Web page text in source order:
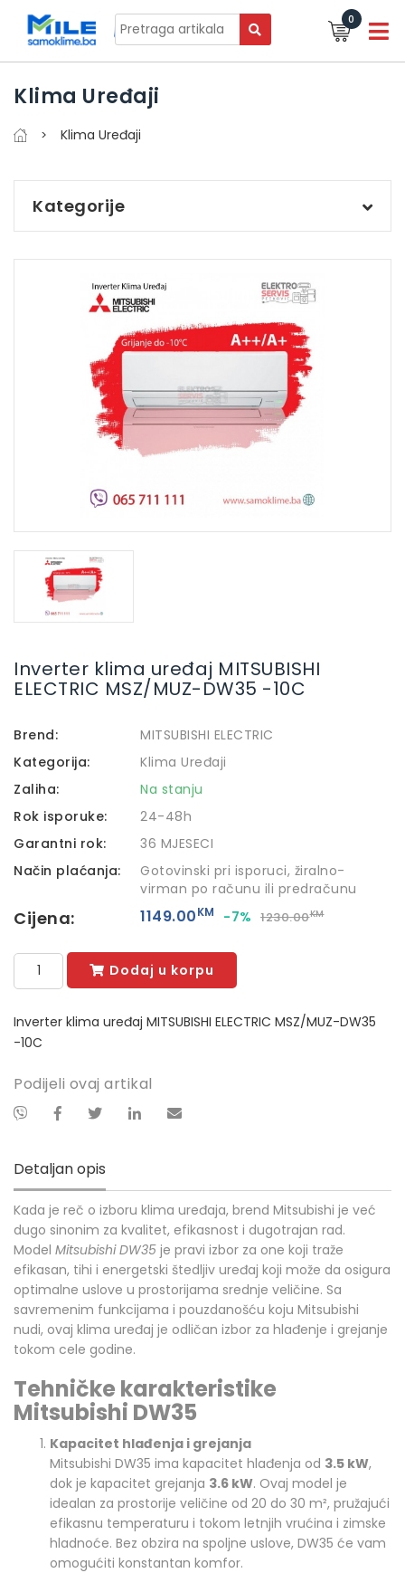
0
Klima Uređaji
Klima Uređaji
Kategorije
Inverter klima uređaj MITSUBISHI
ELECTRIC MSZ/MUZ-DW35 -10C
Brend:
MITSUBISHI ELECTRIC
Kategorija:
Klima Uređaji
Zaliha:
Na stanju
Rok isporuke:
24-48h
Garantni rok:
36 MJESECI
Način plaćanja:
Gotovinski pri isporuci, žiralno-
virman po računu ili predračunu
Cijena: 1149.00KM -7% 1230.00KM
Dodaj u korpu
Inverter klima uređaj MITSUBISHI ELECTRIC MSZ/MUZ-DW35
-10C
Podijeli ovaj artikal
Detaljan opis
Kada je reč o izboru klima uređaja, brend Mitsubishi je već
dugo sinonim za kvalitet, efikasnost i dugotrajan rad.
Model Mitsubishi DW35 je pravi izbor za one koji traže
efikasan, tihi i energetski štedljiv uređaj koji može da osigura
optimalne uslove u prostorijama srednje veličine. Sa
savremenim funkcijama i pouzdanošću koju Mitsubishi
nudi, ovaj klima uređaj je odličan izbor za hlađenje i grejanje
tokom cele godine.
Tehničke karakteristike
Mitsubishi DW35
Kapacitet hlađenja i grejanja
Mitsubishi DW35 ima kapacitet hlađenja od 3.5 kW,
dok je kapacitet grejanja 3.6 kW. Ovaj model je
idealan za prostorije veličine od 20 do 30 m², pružajući
efikasnu temperaturu i tokom letnjih vrućina i zimske
hladnoće. Bez obzira na spoljne uslove, DW35 će vam
omogućiti konstantan komfor.